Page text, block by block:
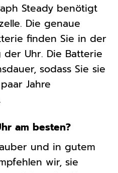
Steady benötigt
Die genaue
finden Sie in der
Uhr. Die Batterie
sodass Sie sie
Jahre
am besten?
und in gutem
wir, sie